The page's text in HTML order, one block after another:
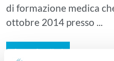
di formazione medica
ottobre 2014 presso ...
Approfondisci